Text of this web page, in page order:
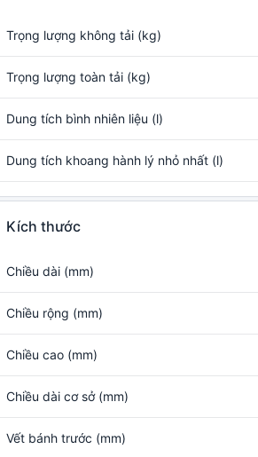
Trọng lượng không tải (kg)
Trọng lượng toàn tải (kg)
Dung tích bình nhiên liệu (l)
Dung tích khoang hành lý nhỏ nhất (l)
Kích thước
Chiều dài (mm)
Chiều rộng (mm)
Chiều cao (mm)
Chiều dài cơ sở (mm)
Vết bánh trước (mm)